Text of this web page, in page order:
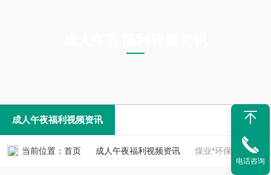
成人午夜福利视频资讯
当前位置： 首页 成人午夜福利视频资讯 煤业*环保费大幅增加
电话咨询